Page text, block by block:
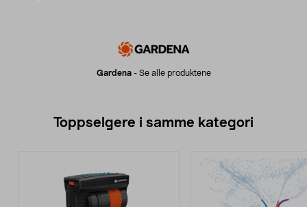
Gardena- Se alle produktene
Toppselgere i samme kategori